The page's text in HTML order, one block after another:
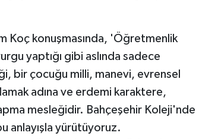
Koç konuşmasında, 'Öğretmenlik
yaptığı gibi aslında sadece
bir çocuğu milli, manevi, evrensel
adına ve erdemi karaktere,
mesleğidir. Bahçeşehir Koleji'nde
anlayışla yürütüyoruz.